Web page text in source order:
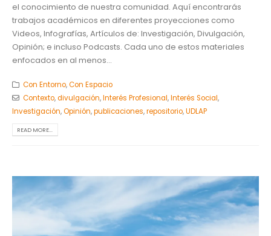
el conocimiento de nuestra comunidad. Aquí encontrarás
trabajos académicos en diferentes proyecciones como
Videos, Infografías, Artículos de: Investigación, Divulgación,
Opinión; e incluso Podcasts. Cada uno de estos materiales
enfocados en al menos...
Con Entorno,Con Espacio
Contexto,divulgación,Interés Profesional,Interés Social,
Investigación,Opinión,publicaciones,repositorio,UDLAP
READ MORE...